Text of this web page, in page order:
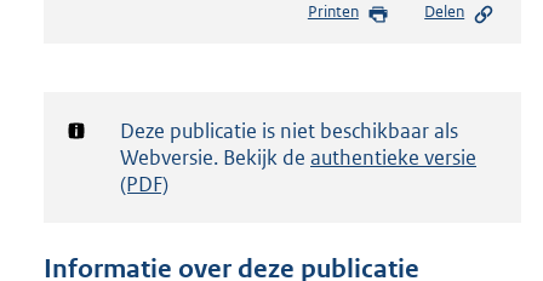
s
d
g
t
Printen Delen
Notificatie:
Deze publicatie is niet beschikbaar als
Webversie. Bekijk de authentieke versie
(PDF)
Informatie over deze publicatie